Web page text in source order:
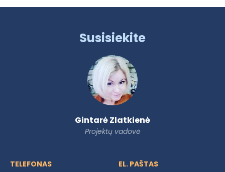
Susisiekite
Gintarė Zlatkienė
Projektų vadovė
TELEFONAS EL. PAŠTAS